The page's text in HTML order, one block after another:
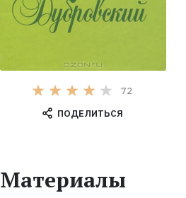
72
ПОДЕЛИТЬСЯ
Материалы